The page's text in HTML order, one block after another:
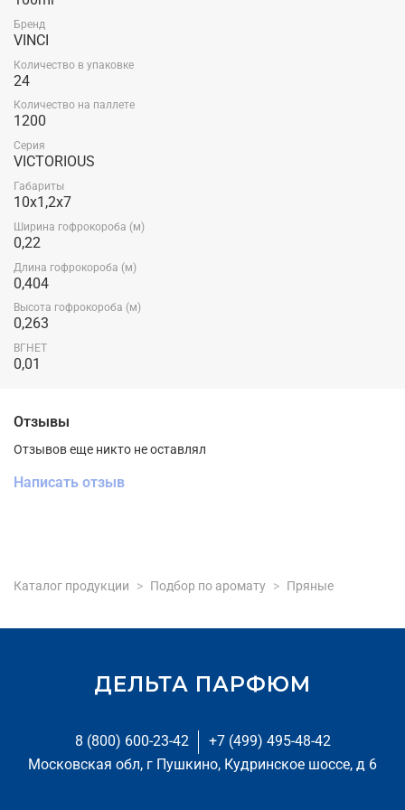
Бренд
VINCI
Количество в упаковке
24
Количество на паллете
1200
Серия
VICTORIOUS
Габариты
10x1,2x7
Ширина гофрокороба (м)
0,22
Длина гофрокороба (м)
0,404
Высота гофрокороба (м)
0,263
ВГНЕТ
0,01
Отзывы
Отзывов еще никто не оставлял
Написать отзыв
Каталог продукции Подбор по аромату Пряные
8 (800) 600-23-42
+7 (499) 495-48-42
Московская обл, г Пушкино, Кудринское шоссе, д 6
ДЕЛЬТА ПАРФЮМ